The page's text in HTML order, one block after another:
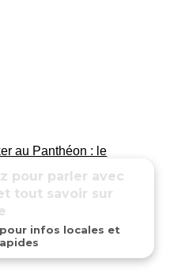
au Panthéon : le
répondre à
questions locales
infos locales et